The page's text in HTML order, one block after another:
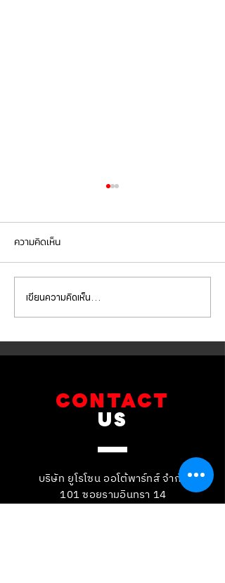
BMW G30 520d เข้ารับการ
เปลี่ยนถ่ายน้ำมัน
เครื่องVOLTRONIC 5W40
และไส้กรองต่างๆ
ความคิดเห็น
เขียนความคิดเห็น…
CONTACT
US
บริษัท ยูโรโซน ออโต้พาร์ทส์ จำกัด
101 ซอยรามอินทรา 14